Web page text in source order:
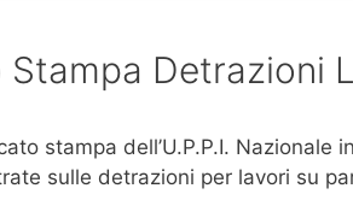
Detrazioni
stampa dell’U.P.P.I. Nazionale
sulle detrazioni per lavori su